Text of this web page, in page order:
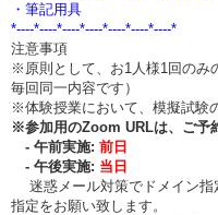
・筆記用具
*----*----*----*----*----*----*----*
注意事項
※原則として、お1人様1回のみ
毎回同一内容です）
※体験授業において、模擬試験
※参加用のZoom URLは、ご予
- 午前実施: 前日
- 午後実施: 当日
迷惑メール対策でドメイン指
指定をお願い致します。